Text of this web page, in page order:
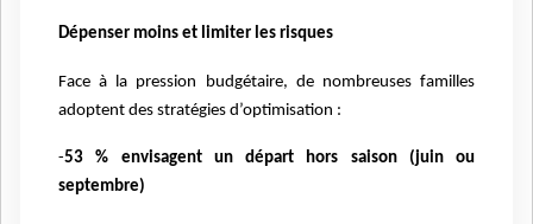
Dépenser moins et limiter les risques
Face à la pression budgétaire, de nombreuses familles
adoptent des stratégies d’optimisation :
-53 % envisagent un départ hors saison (juin ou
septembre)